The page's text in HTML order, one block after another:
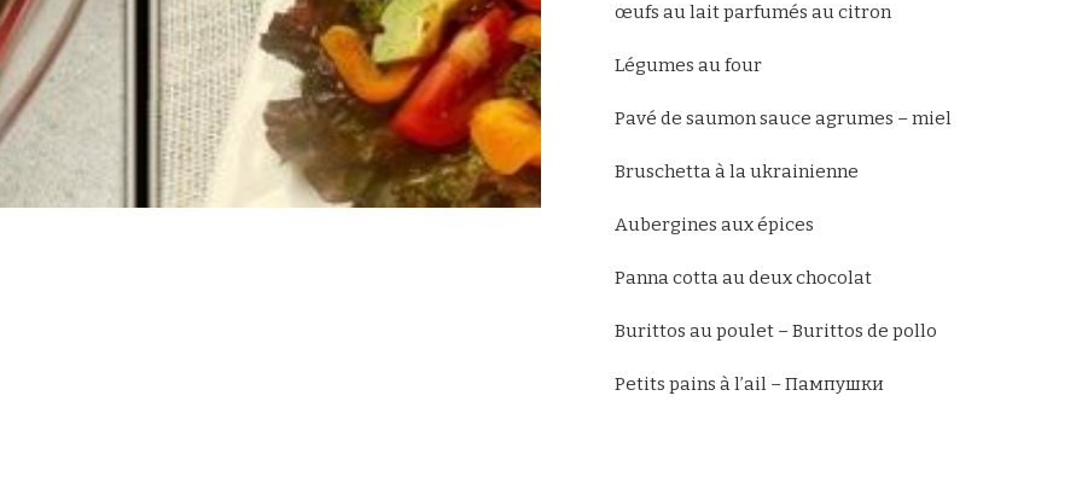
œufs au lait parfumés au citron
Légumes au four
Pavé de saumon sauce agrumes – miel
Bruschetta à la ukrainienne
Aubergines aux épices
Panna cotta au deux chocolat
Burittos au poulet – Burittos de pollo
Petits pains à l’ail – Пампушки